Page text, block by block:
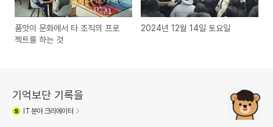
품앗이 문화에서 타 조직의 프로
젝트를 하는 것
2024년 12월 14일 토요일
기억보단 기록을
IT 분야 크리에이터